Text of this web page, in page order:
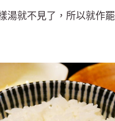
湯就不見了，所以就作罷